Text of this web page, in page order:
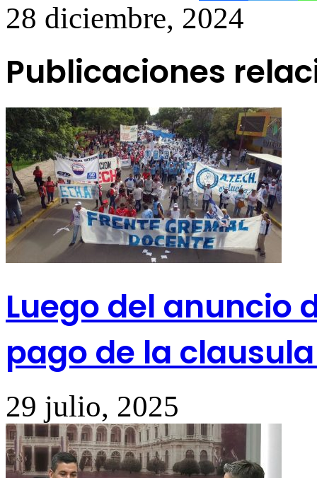
28 diciembre, 2024
Publicaciones
Luego del anuncio
pago de la
29 julio, 2025